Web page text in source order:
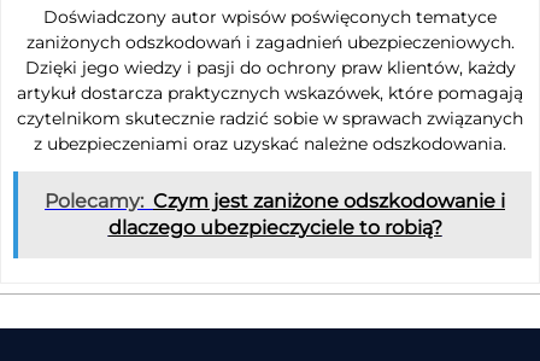
Doświadczony autor wpisów poświęconych tematyce
zaniżonych odszkodowań i zagadnień ubezpieczeniowych.
Dzięki jego wiedzy i pasji do ochrony praw klientów, każdy
artykuł dostarcza praktycznych wskazówek, które pomagają
czytelnikom skutecznie radzić sobie w sprawach związanych
z ubezpieczeniami oraz uzyskać należne odszkodowania.
Polecamy: Czym jest zaniżone odszkodowanie i
dlaczego ubezpieczyciele to robią?